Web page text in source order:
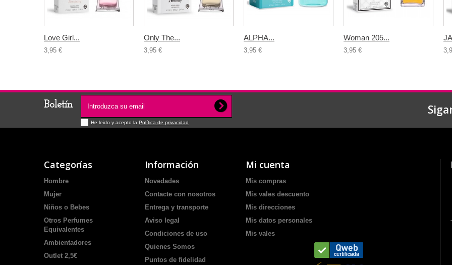
Love Girl...
3,95 €
Only The...
3,95 €
ALPHA...
3,95 €
Woman 205...
3,95 €
Boletín
He leido y acepto la Política de privacidad
Categorías
Hombre
Mujer
Niños o Bebes
Otros Perfumes
Equivalentes
Ambientadores
Outlet 2,5€
Información
Novedades
Contacte con nosotros
Entrega y transporte
Aviso legal
Condiciones de uso
Quienes Somos
Puntos de fidelidad
Mi cuenta
Mis compras
Mis vales descuento
Mis direcciones
Mis datos personales
Mis vales